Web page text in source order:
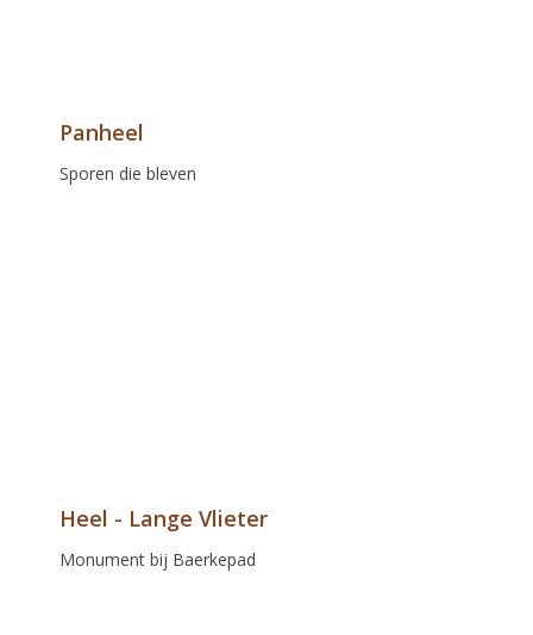
Panheel
Sporen die bleven
Heel - Lange Vlieter
Monument bij Baerkepad